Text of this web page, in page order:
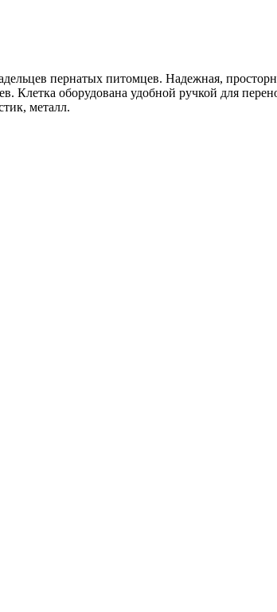
пернатых питомцев. Надежная,
Клетка оборудована удобной ручкой для
металл.